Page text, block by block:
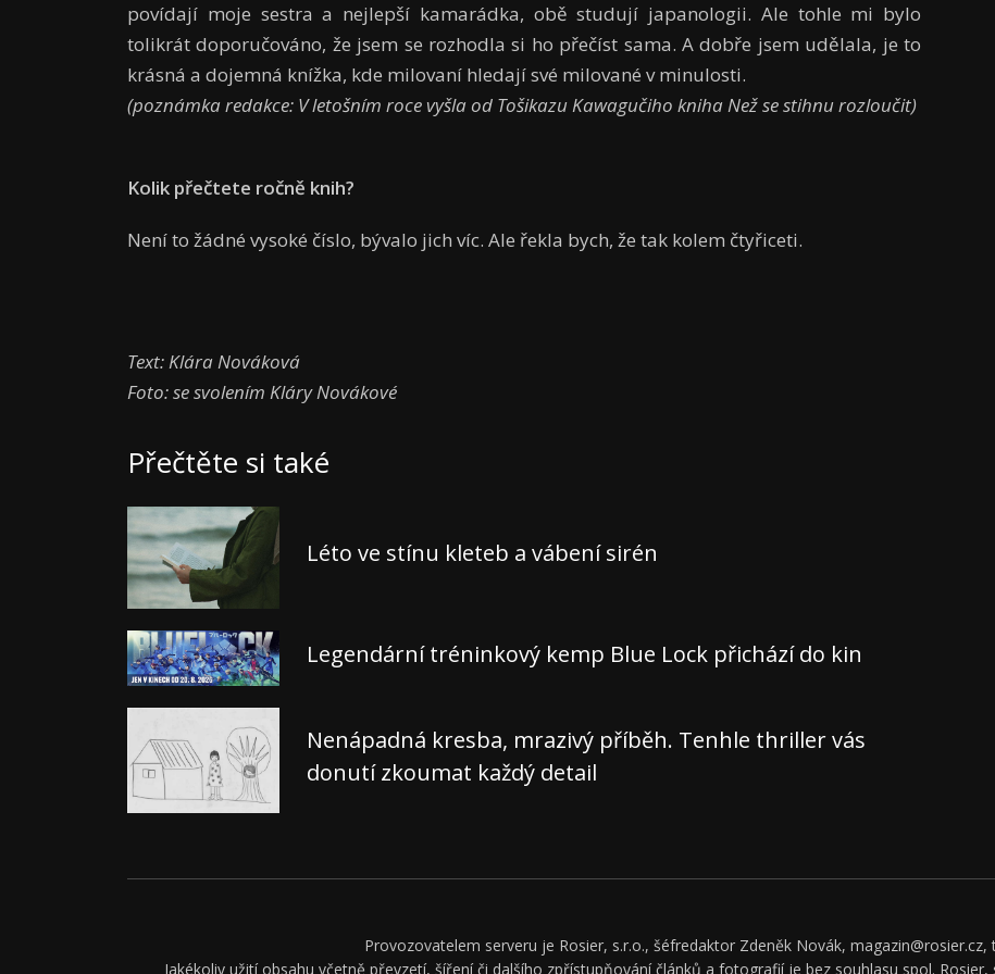
povídají moje sestra a nejlepší kamarádka, obě studují japanologii. Ale tohle mi bylo
tolikrát doporučováno, že jsem se rozhodla si ho přečíst sama. A dobře jsem udělala, je to
krásná a dojemná knížka, kde milovaní hledají své milované v minulosti.
(poznámka redakce: V letošním roce vyšla od Tošikazu Kawagučiho kniha Než se stihnu rozloučit)
Kolik přečtete ročně knih?
Není to žádné vysoké číslo, bývalo jich víc. Ale řekla bych, že tak kolem čtyřiceti.
Text: Klára Nováková
Foto: se svolením Kláry Novákové
Přečtěte si také
Léto ve stínu kleteb a vábení sirén
Legendární tréninkový kemp Blue Lock přichází do kin
Nenápadná kresba, mrazivý příběh. Tenhle thriller vás
donutí zkoumat každý detail
Provozovatelem serveru je Rosier, s.r.o., šéfredaktor Zdeněk Novák, magazin@rosier.cz,
Jakékoliv užití obsahu včetně převzetí, šíření či dalšího zpřístupňování článků a fotografií je bez souhlasu spol. Rosier,